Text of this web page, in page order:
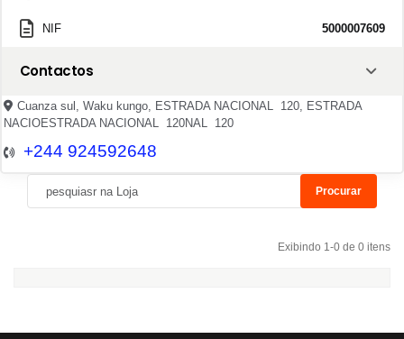
NIF 5000007609
Contactos
Cuanza sul, Waku kungo, ESTRADA NACIONAL 120, ESTRADA
NACIOESTRADA NACIONAL 120NAL 120
+244 924592648
Procurar
Exibindo 1-0 de 0 itens